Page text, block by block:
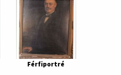
Férfiportré